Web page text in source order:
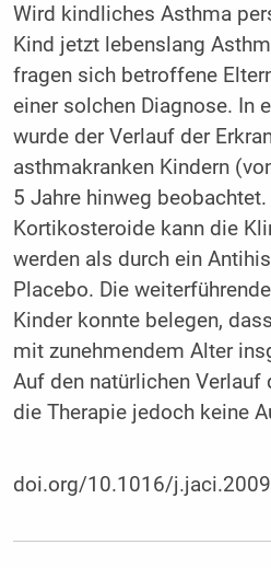
Wird kindliches Asthma
Kind jetzt lebenslang
fragen sich betroffene
einer solchen Diagnose. In
wurde der Verlauf der
asthmakranken Kindern
5 Jahre hinweg
Kortikosteroide kann die
werden als durch ein
Placebo. Die
Kinder konnte belegen,
mit zunehmendem Alter
Auf den natürlichen Verlauf
die Therapie jedoch keine
doi.org/10.1016/